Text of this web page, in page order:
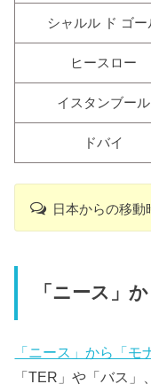
シャルル ド ゴー
ヒースロー
イスタンブール
ドバイ
日本からの移動
「ニース」
「ニース」から「
「TER」や「バス」